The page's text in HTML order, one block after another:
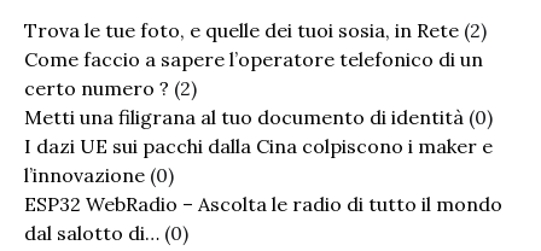
Trova le tue foto, e quelle dei tuoi sosia, in Rete (2)
Come faccio a sapere l’operatore telefonico di un
certo numero ? (2)
Metti una filigrana al tuo documento di identità (0)
I dazi UE sui pacchi dalla Cina colpiscono i maker e
l’innovazione (0)
ESP32 WebRadio – Ascolta le radio di tutto il mondo
dal salotto di… (0)